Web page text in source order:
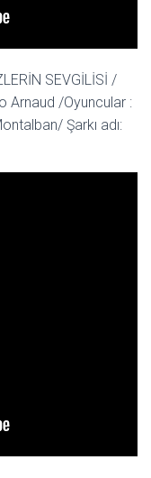
SEVGİLİSİ /
Arnaud /Oyuncular :
Şarkı adı: